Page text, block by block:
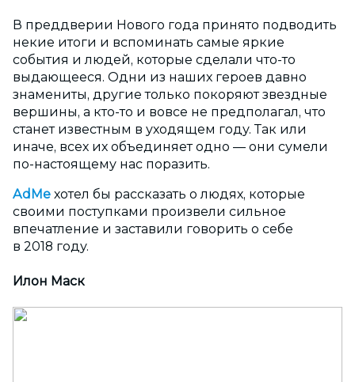
В преддверии Нового года принято подводить
некие итоги и вспоминать самые яркие
события и людей, которые сделали что-то
выдающееся. Одни из наших героев давно
знамениты, другие только покоряют звездные
вершины, а кто-то и вовсе не предполагал, что
станет известным в уходящем году. Так или
иначе, всех их объединяет одно — они сумели
по-настоящему нас поразить.
AdMe хотел бы рассказать о людях, которые
своими поступками произвели сильное
впечатление и заставили говорить о себе
в 2018 году.
Илон Маск